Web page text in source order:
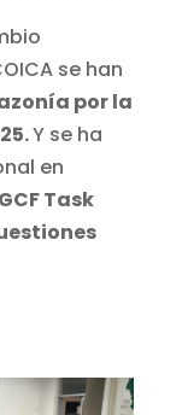
se han
por la
Y se ha
en
Task